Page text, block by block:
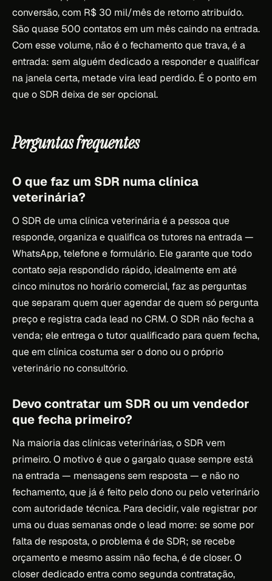
conversão, com R$ 30 mil/mês de retorno atribuído.
São quase 500 contatos em um mês caindo na entrada.
Com esse volume, não é o fechamento que trava, é a
entrada: sem alguém dedicado a responder e qualificar
na janela certa, metade vira lead perdido. É o ponto em
que o SDR deixa de ser opcional.
Perguntas frequentes
O que faz um SDR numa clínica
veterinária?
O SDR de uma clínica veterinária é a pessoa que
responde, organiza e qualifica os tutores na entrada —
WhatsApp, telefone e formulário. Ele garante que todo
contato seja respondido rápido, idealmente em até
cinco minutos no horário comercial, faz as perguntas
que separam quem quer agendar de quem só pergunta
preço e registra cada lead no CRM. O SDR não fecha a
venda; ele entrega o tutor qualificado para quem fecha,
que em clínica costuma ser o dono ou o próprio
veterinário no consultório.
Devo contratar um SDR ou um vendedor
que fecha primeiro?
Na maioria das clínicas veterinárias, o SDR vem
primeiro. O motivo é que o gargalo quase sempre está
na entrada — mensagens sem resposta — e não no
fechamento, que já é feito pelo dono ou pelo veterinário
com autoridade técnica. Para decidir, vale registrar por
uma ou duas semanas onde o lead morre: se some por
falta de resposta, o problema é de SDR; se recebe
orçamento e mesmo assim não fecha, é de closer. O
closer dedicado entra como segunda contratação,